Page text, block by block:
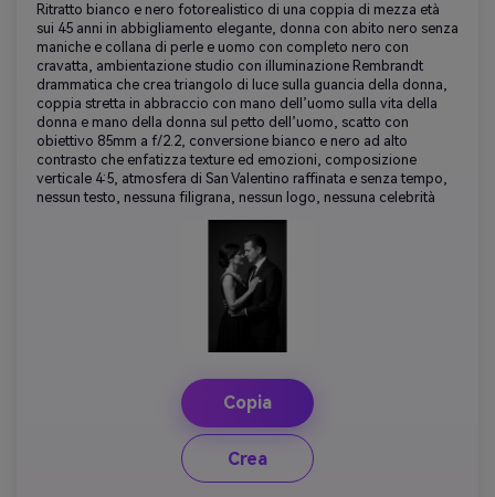
Ritratto bianco e nero fotorealistico di una coppia di mezza età
sui 45 anni in abbigliamento elegante, donna con abito nero senza
maniche e collana di perle e uomo con completo nero con
cravatta, ambientazione studio con illuminazione Rembrandt
drammatica che crea triangolo di luce sulla guancia della donna,
coppia stretta in abbraccio con mano dell’uomo sulla vita della
donna e mano della donna sul petto dell’uomo, scatto con
obiettivo 85mm a f/2.2, conversione bianco e nero ad alto
contrasto che enfatizza texture ed emozioni, composizione
verticale 4:5, atmosfera di San Valentino raffinata e senza tempo,
nessun testo, nessuna filigrana, nessun logo, nessuna celebrità
Copia
Crea